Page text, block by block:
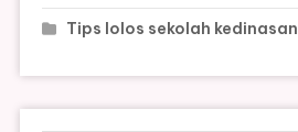
Tips lolos sekolah kedinasan